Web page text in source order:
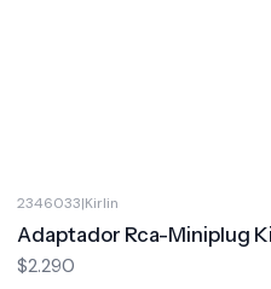
2346033|Kirlin
Adaptador Rca-Miniplug
$2.290